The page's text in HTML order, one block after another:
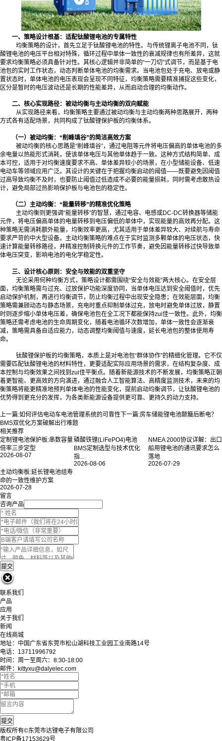
一、策略设计根基：适配钛酸锂电池的专属特性
均衡策略的设计，首先立足于钛酸锂电池的特性。与传统锂离子电池不同，钛
酸锂电池的电压平台相对特殊，循环过程中单体一致性的衰减规律也有所差异，这就
要求均衡策略必须具备针对性。其核心逻辑并非简单的“一刀切”式调节，而是基于电
池包的实时工作状态，动态判断单体电池的均衡需求。当电池包处于充电、放电或静
置状态时，单体电池的电压表现会呈现不同特征，均衡策略需要精准捕捉这些变化，
区分是暂时的电压波动还是长期的性能差异，从而启动合理的均衡动作。
二、核心实现路径：被动均衡与主动均衡的双向赋能
从实现路径来看，均衡策略主要通过被动均衡与主动均衡两种思路展开，两种
方式各有适配场景，共同构成了钛酸锂保护板的均衡体系。
（一）被动均衡：“削峰填谷”的简洁高效方案
被动均衡的核心思路是“削峰填谷”，通过电阻等元件将电压偏高的单体电池的多
余电量以热能形式消耗，使该单体电压与其他单体趋于一致。这种方式结构简单、成
本可控，适用于对均衡速度要求不高、单体差异较小的场景，在小型储能设备、低速
电动车等领域应用广泛。其设计的关键在于把握均衡启动的阈值——既要避免因阈值
过高导致均衡不及时，也要防止阈值过低造成不必要的能量损耗，同时需考虑散热设
计，避免局部过热影响保护板与电池包的稳定性。
（二）主动均衡：“能量转移”的精准优化策略
主动均衡则更强调“能量转移”的智慧，通过电容、电感或DC-DC转换器等储能
元件，将电压偏高单体的电量转移到电压偏低的单体中，实现能量的高效再分配。这
种策略无需消耗额外能量，均衡效率更高，尤其适用于单体差异较大、对续航与寿命
要求严苛的中大型设备。主动均衡策略的难点在于实时监测多颗单体的电压状态，快
速计算能量转移路径，并精准控制转换元件的工作节奏，避免因能量转移过快导致单
体电压突变，影响电池的电化学稳定性。
三、设计核心原则：安全与效能的双重坚守
无论采用何种均衡方式，策略设计都需围绕“安全与效能”两大核心。在安全层
面，均衡策略需与过充、过放保护功能深度协同，当单体电压达到安全阈值时，优先
启动保护机制，再进行均衡调节，防止均衡过程中出现安全隐患；在效能层面，均衡
策略需兼顾动态与静态场景，充电时重点抑制单体过充，放电时避免单体过放，静置
时则逐步缩小单体电压差，确保电池包在全工况下都能保持zui佳一致性。此外，均衡
策略还需考虑电池的生命周期变化，随着电池循环次数增加，单体一致性会逐渐衰
减，策略需具备自适应能力，动态调整均衡阈值与速度，延长电池包的整体使用寿
命。
钛酸锂保护板的均衡策略，本质上是对电池包“群体协作”的精细化管理。它不仅
需要匹配钛酸锂电池的材料特性，更要适配实际应用场景的需求，在结构复杂度、成
本控制与均衡效果之间找到zui佳平衡点。随着新能源技术的不断发展，均衡策略正朝
着更智能、更高效的方向演进，通过融合人工智能算法、高精度监测技术，未来的均
衡策略将能更精准地预判单体电池的性能变化，提前启动均衡调节，让钛酸锂电池的
优势得到更充分的发挥，为各类新能源设备提供更可靠、更持久的动力支持。
上一篇:如何评估电动车电池管理系统的可靠性下一篇:房车储能锂电池颠簸后断电？
BMS双优化方案破解出行难题
相关推荐
定制锂电池保护板:串数容量
倍率三步定型
2026-08-07
磷酸铁锂(LiFePO4)电池
BMS定制选型与技术优化
指...
2026-08-06
NMEA 2000协议详解：出口
船用锂电池的通讯要求怎么
落地
2026-07-29
主动均衡板:延长锂电池组寿
命的一致性维护方案
2026-07-28
留言
咨询产品
联系我们
产品
应用
关于我们
新闻
在线商城
地址：中国广东省东莞市松山湖科技工业园工业南路14号
电话：13711996792
时间：周一至周六：8:30-18:00
邮件：kittyxu@dalyelec.com
版权所有©东莞市达锂电子有限公司
粤ICP备17153629号